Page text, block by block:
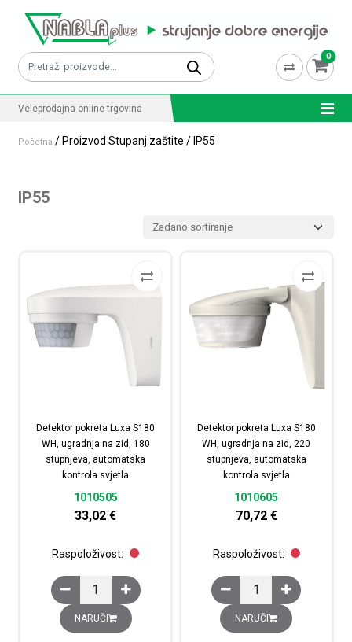
Pretraži: 0
Veleprodajna online trgovina
Početna / Proizvod Stupanj zaštite / IP55
IP55
Detektor pokreta Luxa S180
WH, ugradnja na zid, 180
stupnjeva, automatska
kontrola svjetla
1010505
33,02€
Raspoloživost:
Detektor pokreta Luxa S180 WH, ugradnja na zid,
NARUČI
Detektor pokreta Luxa S180
WH, ugradnja na zid, 220
stupnjeva, automatska
kontrola svjetla
1010605
70,72 €
Raspoloživost:
Detektor pokreta
NARUČI